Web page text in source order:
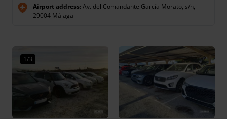
Airport address:Av. del Comandante García Morato, s/n,
29004 Málaga
1/3